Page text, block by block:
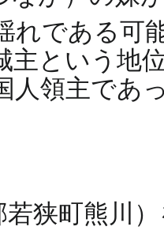
れである可
という地
人領主であ
狭町熊川